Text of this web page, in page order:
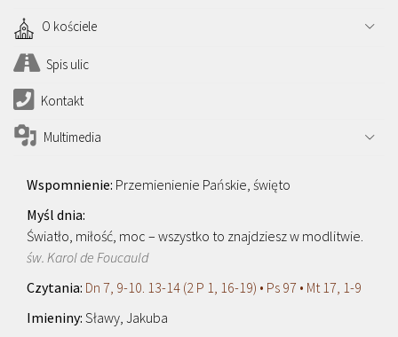
O kościele
Spis ulic
Kontakt
Multimedia
Przemienienie Pańskie, święto
Światło, miłość, moc – wszystko to znajdziesz w modlitwie.
św. Karol de Foucauld
Dn 7, 9-10. 13-14 (2 P 1, 16-19) • Ps 97 • Mt 17, 1-9
Sławy, Jakuba